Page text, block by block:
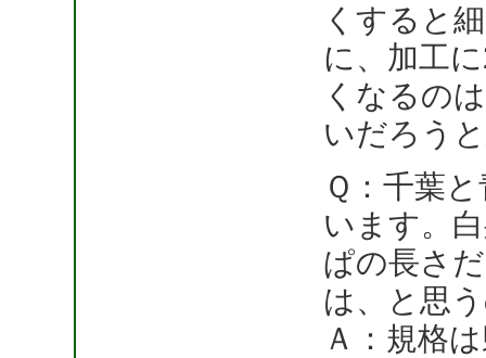
くすると
に、加工
くなるの
いだろう
Ｑ：千葉
います。
ぱの長さ
は、と思
Ａ：規格